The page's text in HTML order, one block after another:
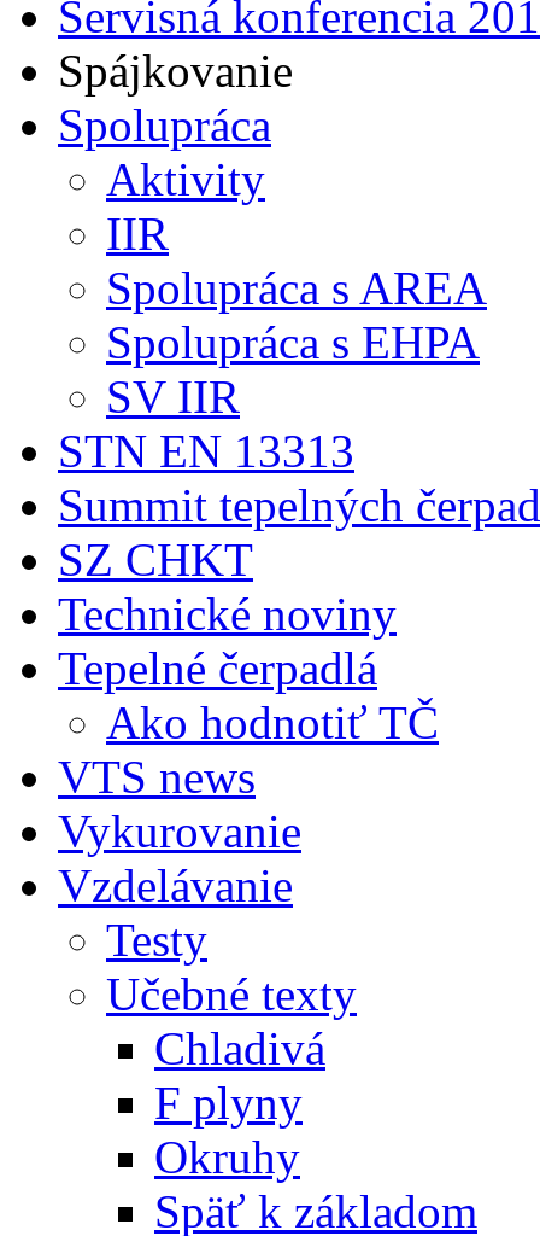
Servisná konferencia
Spájkovanie
Spolupráca
Aktivity
IIR
Spolupráca s AREA
Spolupráca s EHPA
SV IIR
STN EN 13313
Summit tepelných
SZ CHKT
Technické noviny
Tepelné čerpadlá
Ako hodnotiť TČ
VTS news
Vykurovanie
Vzdelávanie
Testy
Učebné texty
Chladivá
F plyny
Okruhy
Späť k základom